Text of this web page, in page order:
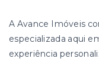
A Avance Imóveis
especializada aqui
experiência